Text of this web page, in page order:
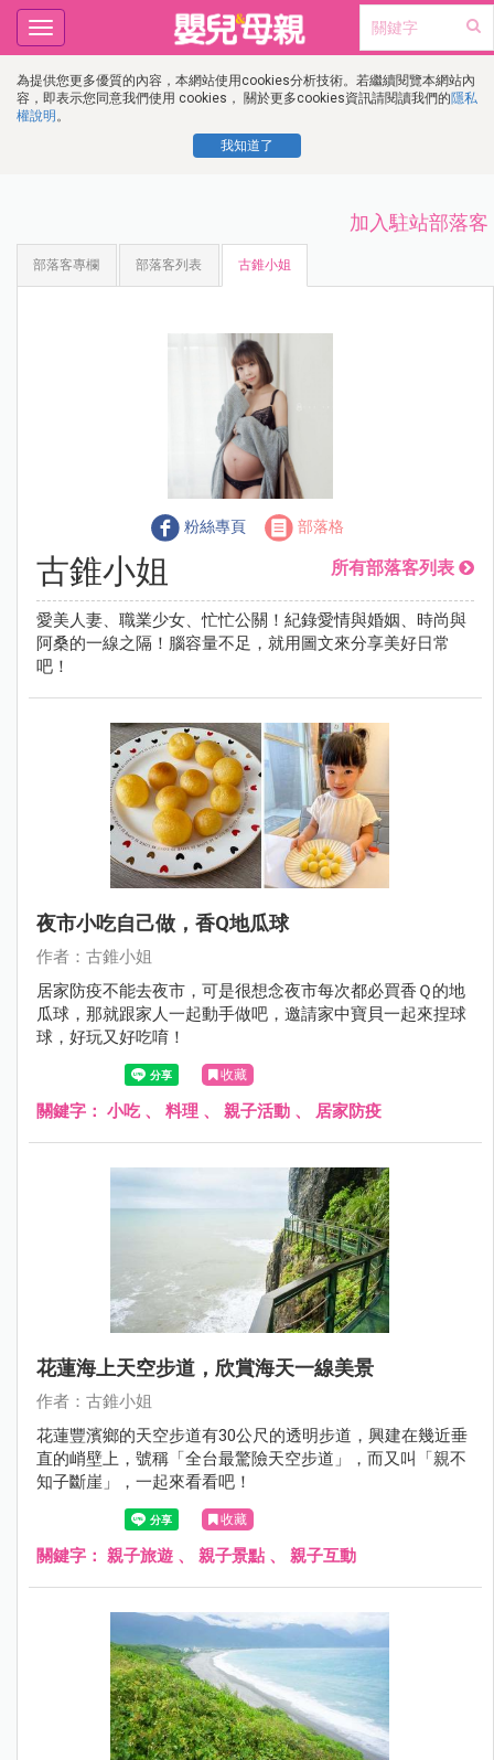
為提供您更多優質的內容，本網站使用cookies分析技術。若繼續閱覽本網站內
容，即表示您同意我們使用 cookies， 關於更多cookies資訊請閱讀我們的隱私
權說明 。
我知道了
Toggle
navigation
加入駐站部落客
部落客專欄 部落客列表 古錐小姐
粉絲專頁 部落格
古錐小姐 所有部落客列表
愛美人妻、職業少女、忙忙公關！紀錄愛情與婚姻、時尚與
阿桑的一線之隔！腦容量不足，就用圖文來分享美好日常
吧！
夜市小吃自己做，香Q地瓜球
作者：古錐小姐
居家防疫不能去夜市，可是很想念夜市每次都必買香Ｑ的地
瓜球，那就跟家人一起動手做吧，邀請家中寶貝一起來捏球
球，好玩又好吃唷！
收藏
關鍵字： 小吃、 料理 、 親子活動 、 居家防疫
花蓮海上天空步道，欣賞海天一線美景
作者：古錐小姐
花蓮豐濱鄉的天空步道有30公尺的透明步道，興建在幾近垂
直的峭壁上，號稱「全台最驚險天空步道」，而又叫「親不
知子斷崖」，一起來看看吧！
收藏
關鍵字： 親子旅遊 、 親子景點 、 親子互動